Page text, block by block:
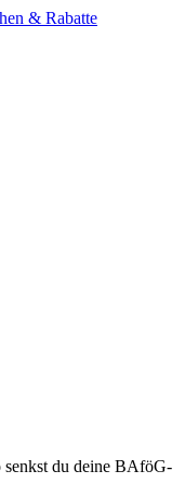
senkst du deine BAföG-